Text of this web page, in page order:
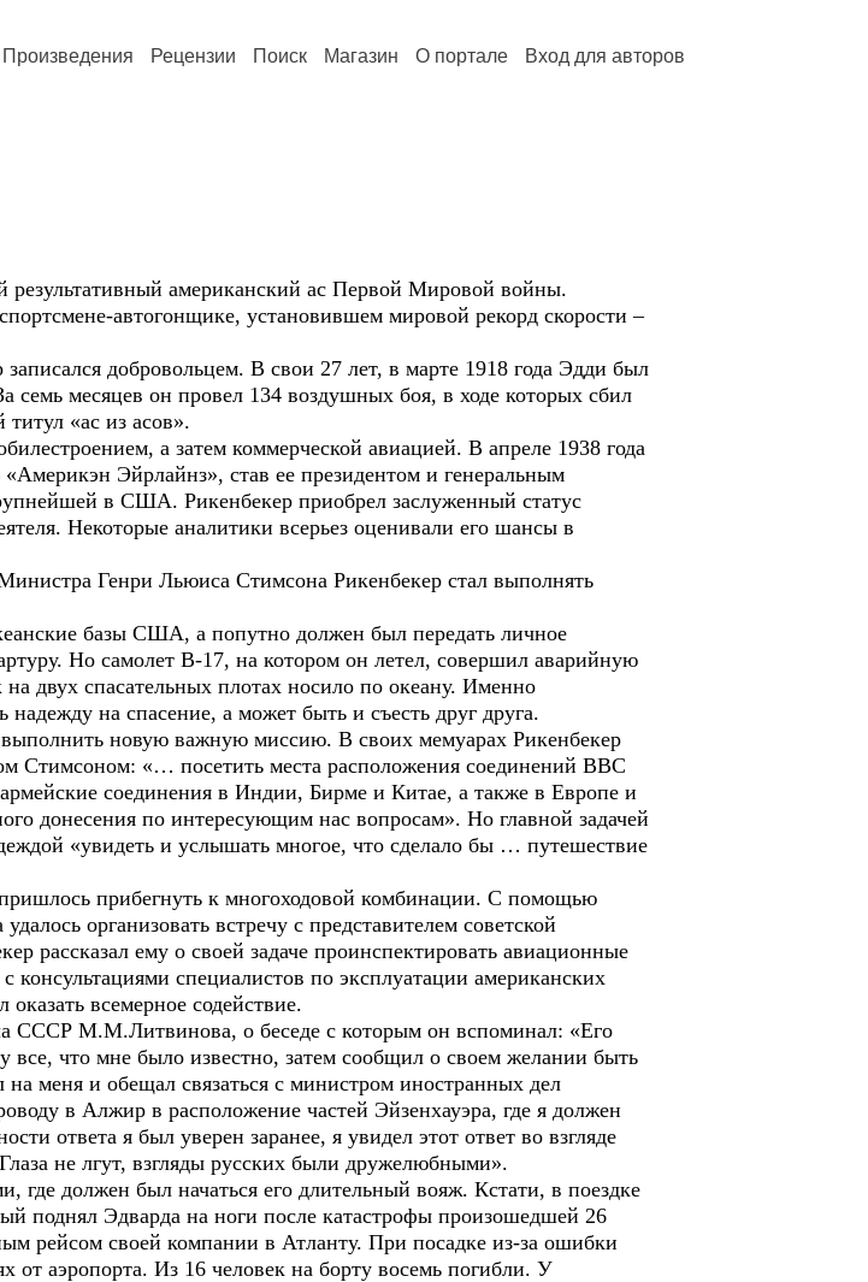
Произведения Рецензии Поиск Магазин О портале Вход для авторов
результативный американский ас Первой Мировой войны.
автогонщике, установившем мировой рекорд скорости –
добровольцем. В свои 27 лет, в марте 1918 года Эдди был
семь месяцев он провел 134 воздушных боя, в ходе которых сбил
«ас из асов».
а затем коммерческой авиацией. В апреле 1938 года
Эйрлайнз», став ее президентом и генеральным
в США. Рикенбекер приобрел заслуженный статус
Некоторые аналитики всерьез оценивали его шансы в
Генри Льюиса Стимсона Рикенбекер стал выполнять
базы США, а попутно должен был передать личное
Но самолет B-17, на котором он летел, совершил аварийную
двух спасательных плотах носило по океану. Именно
на спасение, а может быть и съесть друг друга.
новую важную миссию. В своих мемуарах Рикенбекер
Стимсоном: «… посетить места расположения соединений ВВС
соединения в Индии, Бирме и Китае, а также в Европе и
донесения по интересующим нас вопросам». Но главной задачей
«увидеть и услышать многое, что сделало бы … путешествие
прибегнуть к многоходовой комбинации. С помощью
организовать встречу с представителем советской
рассказал ему о своей задаче проинспектировать авиационные
специалистов по эксплуатации американских
всемерное содействие.
СССР М.М.Литвинова, о беседе с которым он вспоминал: «Его
что мне было известно, затем сообщил о своем желании быть
меня и обещал связаться с министром иностранных дел
в Алжир в расположение частей Эйзенхауэра, где я должен
ответа я был уверен заранее, я увидел этот ответ во взгляде
не лгут, взгляды русских были дружелюбными».
должен был начаться его длительный вояж. Кстати, в поездке
поднял Эдварда на ноги после катастрофы произошедшей 26
рейсом своей компании в Атланту. При посадке из-за ошибки
от аэропорта. Из 16 человек на борту восемь погибли. У